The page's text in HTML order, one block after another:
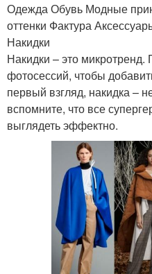
Одежда Обувь Модные
оттенки Фактура
Накидки
Накидки – это микротренд.
фотосессий, чтобы
первый взгляд, накидка –
вспомните, что все
выглядеть эффектно.